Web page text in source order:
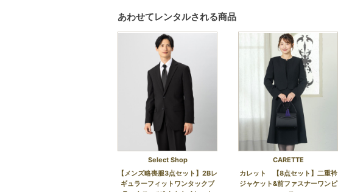
あわせてレンタルされる商品
Select Shop
【メンズ略喪服3点セット】2Bレ
ギュラーフィットワンタックブ
CARETTE
カレット 【8点セット】二重衿
ジャケット&前ファスナーワンピ